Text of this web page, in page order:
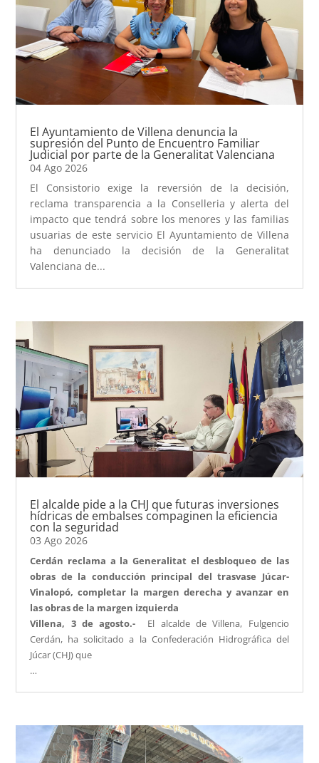
El Ayuntamiento de Villena denuncia la
supresión del Punto de Encuentro Familiar
Judicial por parte de la Generalitat Valenciana
04 Ago 2026
El Consistorio exige la reversión de la decisión,
reclama transparencia a la Conselleria y alerta del
impacto que tendrá sobre los menores y las familias
usuarias de este servicio El Ayuntamiento de Villena
ha denunciado la decisión de la Generalitat
Valenciana de...
El alcalde pide a la CHJ que futuras inversiones
hídricas de embalses compaginen la eficiencia
con la seguridad
03 Ago 2026
Cerdán reclama a la Generalitat el desbloqueo de las
obras de la conducción principal del trasvase Júcar-
Vinalopó, completar la margen derecha y avanzar en
las obras de la margen izquierda
Villena, 3 de agosto.-
El alcalde de Villena, Fulgencio
Cerdán, ha solicitado a la Confederación Hidrográfica del
Júcar (CHJ) que
…